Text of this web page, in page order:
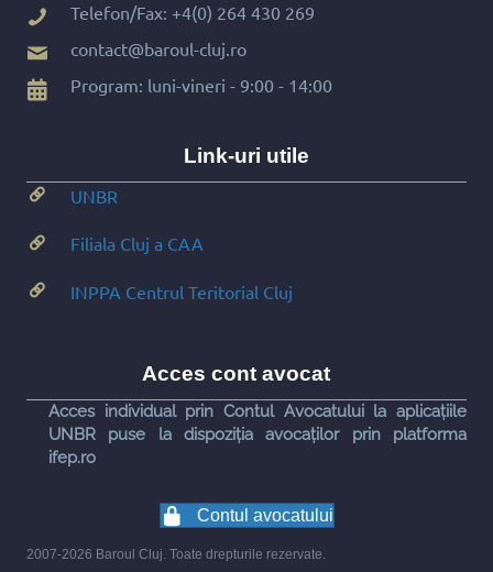
Telefon/Fax: +4(0) 264 430 269
contact@baroul-cluj.ro
Program: luni-vineri - 9:00 - 14:00
Link-uri utile
UNBR
Filiala Cluj a CAA
INPPA Centrul Teritorial Cluj
Acces cont avocat
Acces individual prin Contul Avocatului la aplicațiile
UNBR puse la dispoziția avocaților prin platforma
ifep.ro
Contul avocatului
2007-2026 Baroul Cluj. Toate drepturile rezervate.